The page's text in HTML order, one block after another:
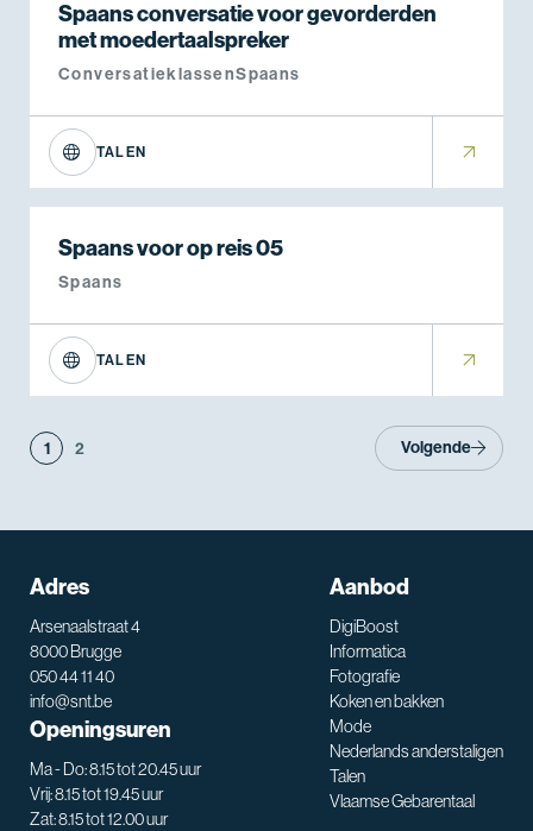
Spaans conversatie voor gevorderden
met moedertaalspreker
ConversatieklassenSpaans
TALEN
Spaans voor op reis 05
Spaans
TALEN
1 2 Volgende
Adres
Arsenaalstraat 4
8000 Brugge
050 44 11 40
info@snt.be
Openingsuren
Ma - Do: 8.15 tot 20.45 uur
Vrij: 8.15 tot 19.45 uur
Zat: 8.15 tot 12.00 uur
Aanbod
DigiBoost
Informatica
Fotografie
Koken en bakken
Mode
Nederlands anderstaligen
Talen
Vlaamse Gebarentaal